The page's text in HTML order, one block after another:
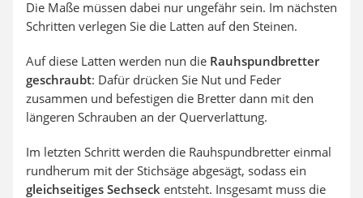
Die Maße müssen dabei nur ungefähr sein. Im nächsten
Schritten verlegen Sie die Latten auf den Steinen.
Auf diese Latten werden nun die Rauhspundbretter
geschraubt: Dafür drücken Sie Nut und Feder
zusammen und befestigen die Bretter dann mit den
längeren Schrauben an der Querverlattung.
Im letzten Schritt werden die Rauhspundbretter einmal
rundherum mit der Stichsäge abgesägt, sodass ein
gleichseitiges Sechseck entsteht. Insgesamt muss die